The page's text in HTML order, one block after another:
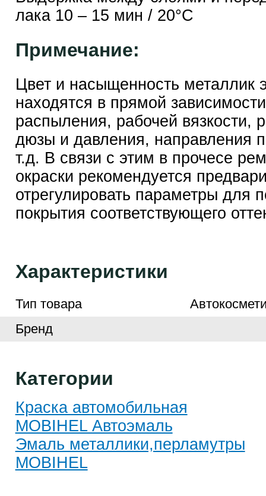
лака 10 – 15 мин / 20°C
Примечание:
Цвет и насыщенность металлик
находятся в прямой
распыления, рабочей вязкости,
дюзы и давления, направления
т.д. В связи с этим в прочесе
окраски рекомендуется
отрегулировать параметры для
покрытия соответствующего
Характеристики
Тип товара
Бренд
Категории
Краска автомобильная
MOBIHEL Автоэмаль
Эмаль металлики,перламутры
MOBIHEL